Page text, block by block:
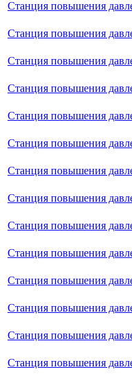
Станция повышения
Станция повышения
Станция повышения
Станция повышения
Станция повышения
Станция повышения
Станция повышения
Станция повышения
Станция повышения
Станция повышения
Станция повышения
Станция повышения
Станция повышения
Станция повышения